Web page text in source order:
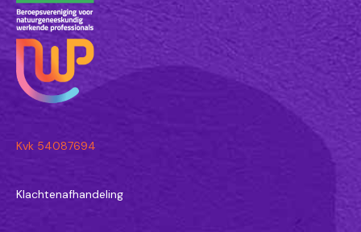
Kvk 54087694
Klachtenafhandeling